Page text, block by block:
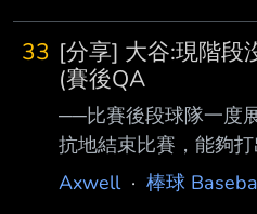
清 空壘包，幫助皇后
是聯盟成立以來的首
聯盟歷史紀錄保持人。
Zach McKinstry 面對
兩好兩壞時 被一顆偏
局下由另一位替補
右外野 終場老虎 2:4
賽戰成一勝一負 李灝
安打場次的表現有所降
33 [分享] 大谷:現階段
(賽後QA
──比賽後段球隊一度
抗地結束比賽，能夠
重要。接下來還有新
Axwell· 棒球